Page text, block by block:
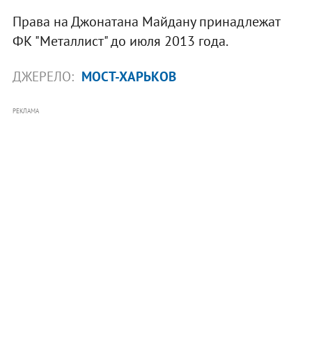
Права на Джонатана Майдану принадлежат
ФК "Металлист" до июля 2013 года.
ДЖЕРЕЛО: МОСТ-ХАРЬКОВ
РЕКЛАМА